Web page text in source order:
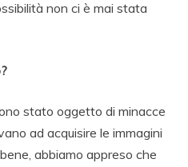
non ci è mai stata
stato oggetto di minacce
ad acquisire le immagini
abbiamo appreso che